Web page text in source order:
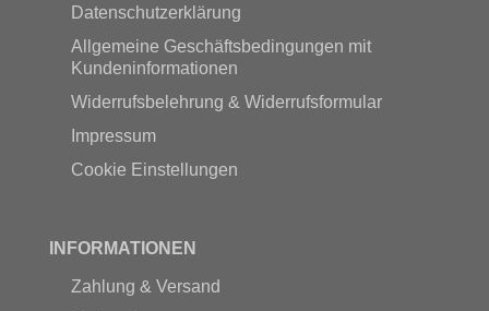
Datenschutzerklärung
Allgemeine Geschäftsbedingungen mit
Kundeninformationen
Widerrufsbelehrung & Widerrufsformular
Impressum
Cookie Einstellungen
INFORMATIONEN
Zahlung & Versand